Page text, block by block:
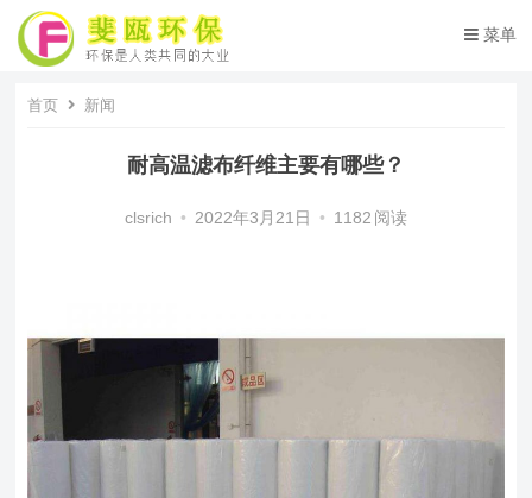
菜单
首页 新闻
耐高温滤布纤维主要有哪些？
clsrich • 2022年3月21日 • 1182 阅读